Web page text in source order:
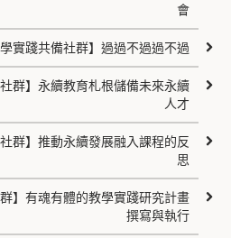
會
實踐共備社群】過過不過過不過
群】永續教育札根儲備未來永續
人才
群】推動永續發展融入課程的反
思
】有魂有體的教學實踐研究計畫
撰寫與執行